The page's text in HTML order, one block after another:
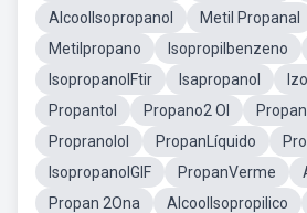
AlcoolIsopropanol
Metil Propanal
Metilpropano
Isopropilbenzeno
IsopropanolFtir
Isapropanol
Propantol
Propano2 Ol
Propranolol
PropanLíquido
IsopropanolGIF
PropanVerme
Propan 2Ona
AlcoolIsopropilico